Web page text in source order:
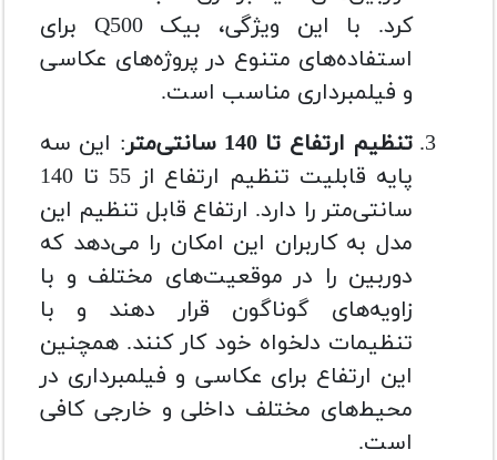
کرد. با این ویژگی، بیک Q500 برای
استفاده‌های متنوع در پروژه‌های عکاسی
و فیلمبرداری مناسب است.
تنظیم ارتفاع تا 140 سانتی‌متر
: این سه
پایه قابلیت تنظیم ارتفاع از 55 تا 140
سانتی‌متر را دارد. ارتفاع قابل تنظیم این
مدل به کاربران این امکان را می‌دهد که
دوربین را در موقعیت‌های مختلف و با
زاویه‌های گوناگون قرار دهند و با
تنظیمات دلخواه خود کار کنند. همچنین
این ارتفاع برای عکاسی و فیلمبرداری در
محیط‌های مختلف داخلی و خارجی کافی
است.